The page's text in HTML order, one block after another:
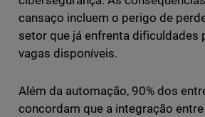
cansaço incluem o perigo de
setor que já enfrenta dificuldades
vagas disponíveis.
Além da automação, 90% dos
concordam que a integração